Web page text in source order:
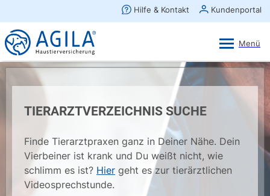
TIERARZTVERZEICHNIS SUCHE
Finde Tierarztpraxen ganz in Deiner Nähe. Dein
Vierbeiner ist krank und Du weißt nicht, wie
schlimm es ist? Hier geht es zur tierärztlichen
Videosprechstunde.
×
AGILA Kunden-App
Gratis - Im Play Store laden
Ansehen